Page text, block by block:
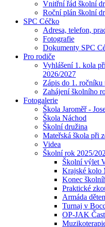
Vnitřní řád školní
Roční plán školní
SPC Céčko
Adresa, telefon,
Fotografie
Dokumenty SPC
Pro rodiče
Vyhlášení 1. kola
2026/2027
Zápis do 1.
Zahájení školního
Fotogalerie
Škola Jaroměř -
Škola Náchod
Školní družina
Mateřská škola při
Videa
Školní rok 2025/
Školní výlet
Krajské kolo
Konec
Praktické
Armáda
Turnaj v
OP-JAK